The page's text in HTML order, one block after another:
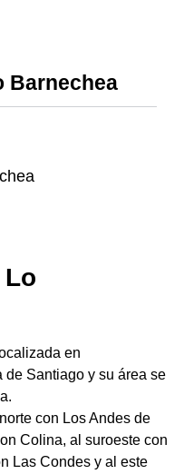
Barnechea
en
Santiago y su área se
con Los Andes de
Colina, al suroeste con
Las Condes y al este